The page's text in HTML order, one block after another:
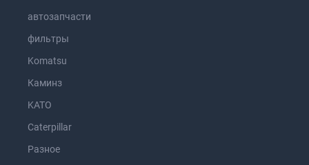
автозапчасти
фильтры
Komatsu
Каминз
KATO
Caterpillar
Разное